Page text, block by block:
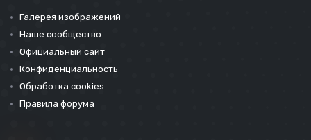
Галерея изображений
Наше сообщество
Официальный сайт
Конфиденциальность
Обработка cookies
Правила форума